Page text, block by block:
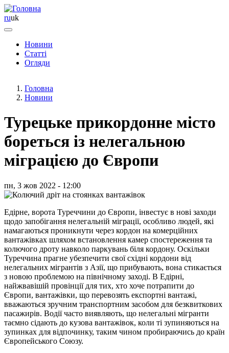
ruuk
Основная
навигация
Новини
Статті
Огляди
Головна
Новини
Турецьке прикордонне місто
бореться із нелегальною
міграцією до Європи
пн, 3 жов 2022 - 12:00
Едірне, ворота Туреччини до Європи, інвестує в нові заходи
щодо запобігання нелегальній міграції, особливо людей, які
намагаються проникнути через кордон на комерційних
вантажівках шляхом встановлення камер спостереження та
колючого дроту навколо паркувань біля кордону. Оскільки
Туреччина прагне убезпечити свої східні кордони від
нелегальних мігрантів з Азії, що прибувають, вона стикається
з новою проблемою на північному заході. В Едірні,
найжвавішій провінції для тих, хто хоче потрапити до
Європи, вантажівки, що перевозять експортні вантажі,
вважаються зручним транспортним засобом для безквиткових
пасажирів. Водії часто виявляють, що нелегальні мігранти
таємно сідають до кузова вантажівок, коли ті зупиняються на
зупинках для відпочинку, таким чином пробираючись до країн
Європейського Союзу.